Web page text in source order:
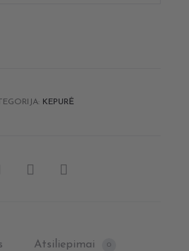
KEPURĖ
Atsiliepimai 0